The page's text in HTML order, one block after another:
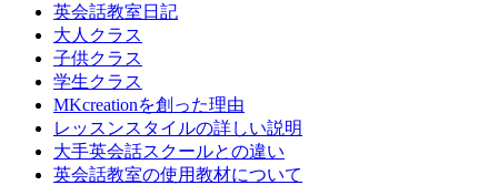
英会話教室日記
大人クラス
子供クラス
学生クラス
MKcreationを創った理由
レッスンスタイルの詳しい説明
大手英会話スクールとの違い
英会話教室の使用教材について